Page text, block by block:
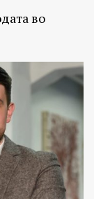
во